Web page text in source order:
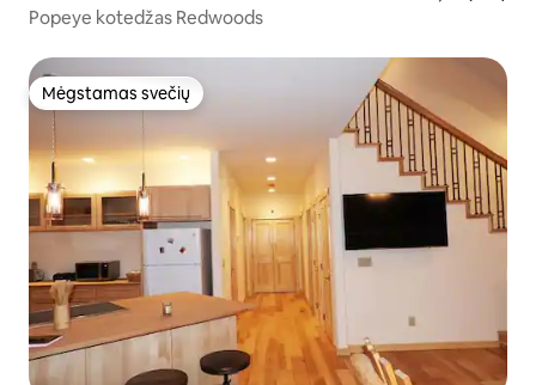
Popeye kotedžas Redwoods
Mėgstamas svečių
Mėgstamas svečių